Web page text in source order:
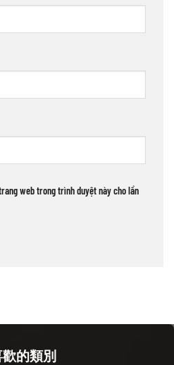
web trong trình duyệt này cho lần
的類別